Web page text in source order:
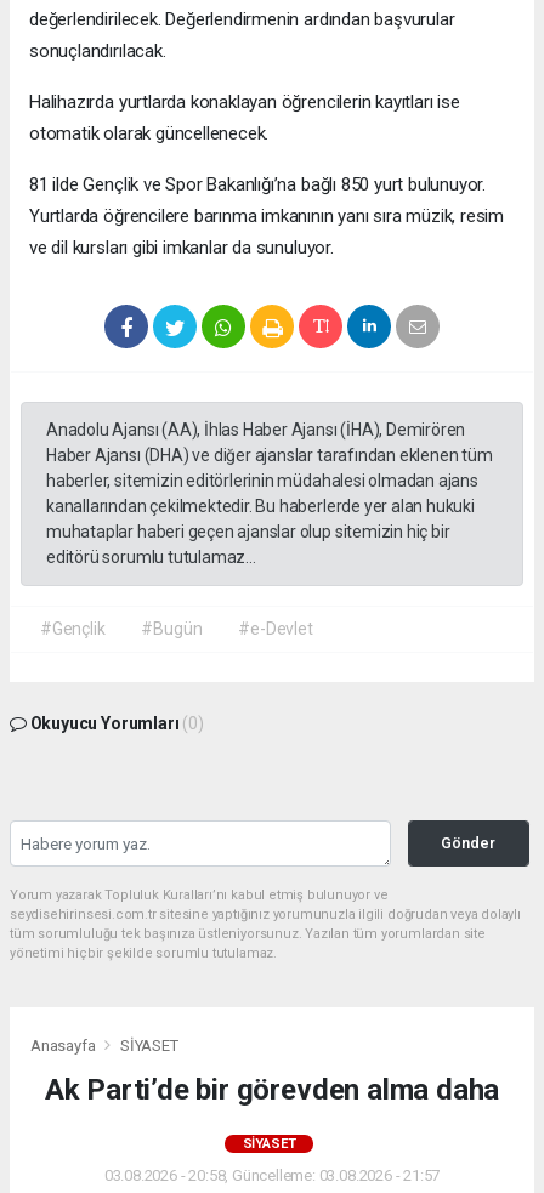
değerlendirilecek. Değerlendirmenin ardından başvurular
sonuçlandırılacak.
Halihazırda yurtlarda konaklayan öğrencilerin kayıtları ise
otomatik olarak güncellenecek.
81 ilde Gençlik ve Spor Bakanlığı’na bağlı 850 yurt bulunuyor.
Yurtlarda öğrencilere barınma imkanının yanı sıra müzik, resim
ve dil kursları gibi imkanlar da sunuluyor.
Anadolu Ajansı (AA), İhlas Haber Ajansı (İHA), Demirören
Haber Ajansı (DHA) ve diğer ajanslar tarafından eklenen tüm
haberler, sitemizin editörlerinin müdahalesi olmadan ajans
kanallarından çekilmektedir. Bu haberlerde yer alan hukuki
muhataplar haberi geçen ajanslar olup sitemizin hiç bir
editörü sorumlu tutulamaz...
#Gençlik #Bugün #e-Devlet
Okuyucu Yorumları (0)
Gönder
Yorum yazarak Topluluk Kuralları’nı kabul etmiş bulunuyor ve
seydisehirinsesi.com.tr sitesine yaptığınız yorumunuzla ilgili doğrudan veya dolaylı
tüm sorumluluğu tek başınıza üstleniyorsunuz. Yazılan tüm yorumlardan site
yönetimi hiçbir şekilde sorumlu tutulamaz.
Anasayfa SİYASET
Ak Parti’de bir görevden alma daha
SİYASET
03.08.2026 - 20:58, Güncelleme: 03.08.2026 - 21:57